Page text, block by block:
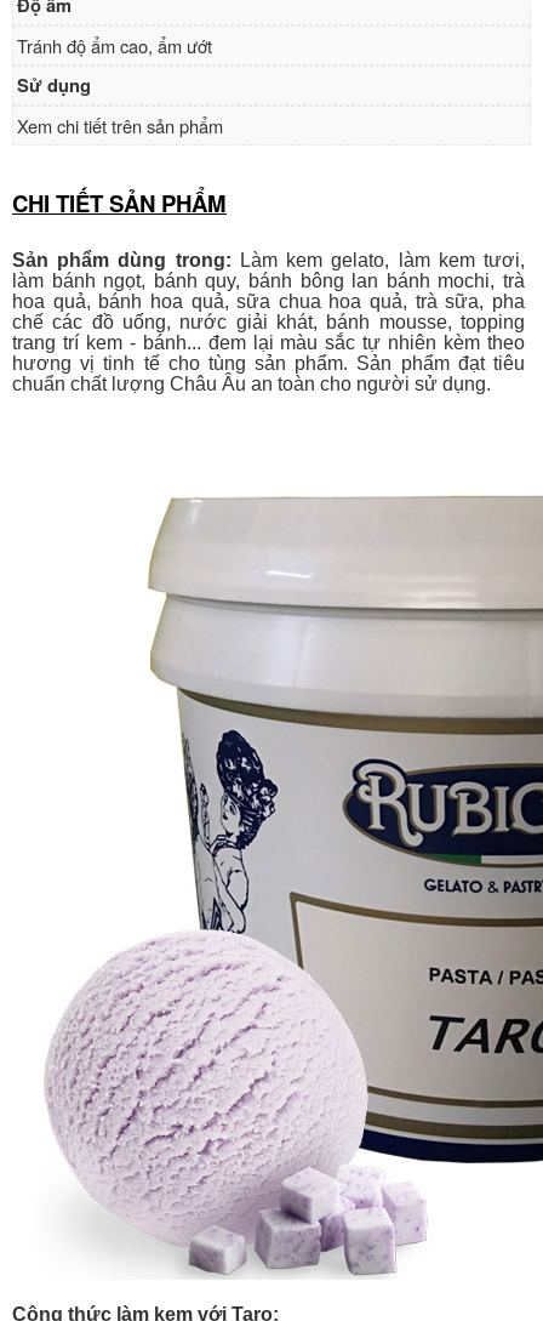
Độ ẩm
Tránh độ ẩm cao, ẩm ướt
Sử dụng
Xem chi tiết trên sản phẩm
CHI TIẾT SẢN PHẨM
Sản phẩm dùng trong: Làm kem gelato, làm kem tươi,
làm bánh ngọt, bánh quy, bánh bông lan bánh mochi, trà
hoa quả, bánh hoa quả, sữa chua hoa quả, trà sữa, pha
chế các đồ uống, nước giải khát, bánh mousse, topping
trang trí kem - bánh... đem lại màu sắc tự nhiên kèm theo
hương vị tinh tế cho tùng sản phẩm. Sản phẩm đạt tiêu
chuẩn chất lượng Châu Âu an toàn cho người sử dụng.
Công thức làm kem với Taro: